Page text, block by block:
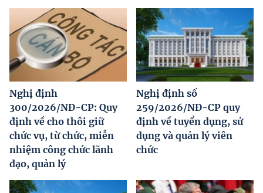
Nghị định
300/2026/NĐ-CP: Quy
định về cho thôi giữ
chức vụ, từ chức, miễn
nhiệm công chức lãnh
đạo, quản lý
Nghị định số
259/2026/NĐ-CP quy
định về tuyển dụng, sử
dụng và quản lý viên
chức